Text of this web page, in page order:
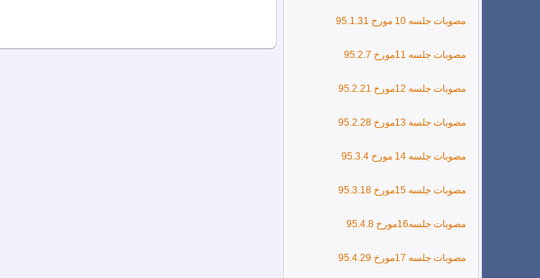
مصوبات جلسه 10 مورخ 95.1.31
مصوبات جلسه 11مورخ 95.2.7
مصوبات جلسه 12مورخ 95.2.21
مصوبات جلسه 13مورخ 95.2.28
مصوبات جلسه 14 مورخ 95.3.4
مصوبات جلسه 15مورخ 95.3.18
مصوبات جلسه16مورخ 95.4.8
مصوبات جلسه 17مورخ 95.4.29